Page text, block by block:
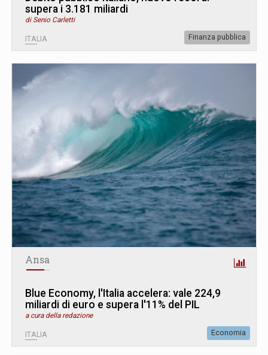
supera i 3.181 miliardi
di Senio Carletti
ITALIA Finanza pubblica
Ansa
Blue Economy, l'Italia accelera: vale 224,9
miliardi di euro e supera l'11% del PIL
a cura della redazione
ITALIA Economia